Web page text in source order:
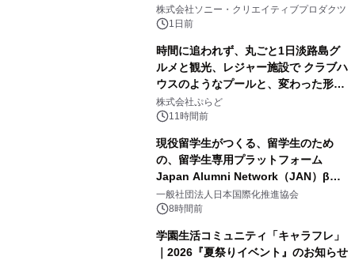
ラボレーション サウナイキタイコラ
ボグッズも発売決定！
株式会社ソニー・クリエイティブプロダクツ
1日前
時間に追われず、丸ごと1日淡路島グ
ルメと観光、レジャー施設で クラブハ
ウスのようなプールと、変わった形の
サウナも 「THE BOXY AWAJI」のお
得な素泊まり連泊プランで
株式会社ぷらど
11時間前
現役留学生がつくる、留学生のため
の、留学生専用プラットフォーム
Japan Alumni Network（JAN）β版
をリリース
一般社団法人日本国際化推進協会
8時間前
学園生活コミュニティ「キャラフレ」
｜2026『夏祭りイベント』のお知らせ